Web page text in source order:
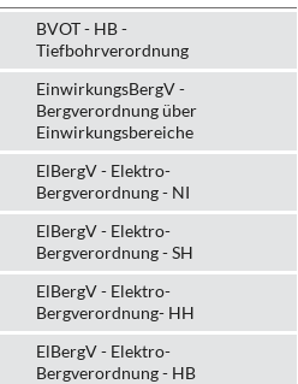
BVOT - HB -
Tiefbohrverordnung
EinwirkungsBergV -
Bergverordnung über
Einwirkungsbereiche
ElBergV - Elektro-
Bergverordnung - NI
ElBergV - Elektro-
Bergverordnung - SH
ElBergV - Elektro-
Bergverordnung- HH
ElBergV - Elektro-
Bergverordnung - HB